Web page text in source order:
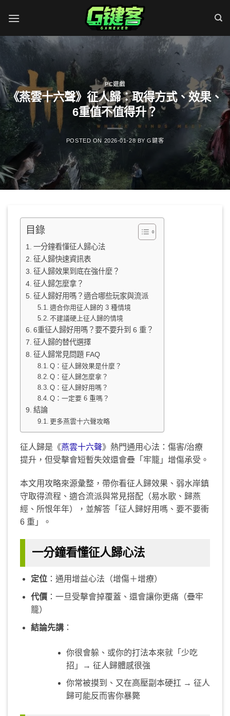
PC遊戲
《燕雲十六聲》征人歸：取得方式、效果、
6重值不值得升？
POSTED ON 2026-01-28 BYG鍵客
目錄
一分鐘看懂征人歸心法
征人歸快速資訊表
征人歸效果到底在強什麼？
征人歸怎麼拿？
征人歸好用嗎？適合哪些玩家與流派
適合你用征人歸的 3 種情境
不建議硬上征人歸的情境
6重征人歸好用嗎？要不要升到 6 重？
征人歸的替代選擇
征人歸常見問題 FAQ
Q：征人歸效果是什麼？
Q：征人歸怎麼拿？
Q：征人歸好用嗎？
Q：一定要 6 重嗎？
結論
更多燕雲十六聲攻略
征人歸是《燕雲十六聲》熱門通用心法：傷害/治療
提升，但受擊會短暫失效還會疊「牢籠」增傷承受。
本文用攻略來源彙整，帶你看征人歸效果、弱水岸鎮
守取得流程、適合流派與常見搭配（易水歌、歸燕
經、所恨年年），並解答「征人歸好用嗎、要不要衝
6 重」。
一分鐘看懂征人歸心法
定位：通用增益心法（增傷＋增療）
代價：一旦受擊會掉覆蓋、還會讓你更痛（疊牢
籠）
結論先講：
你很會躲、或你的打法本來就「少吃
招」→ 征人歸體感很強
你常被摸到、又在高壓副本硬扛 → 征人
歸可能反而害你暴斃